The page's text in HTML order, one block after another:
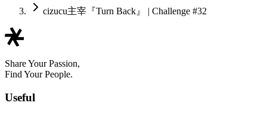
cizucu主宰『Turn Back』 | Challenge #32
Share Your Passion,
Find Your People.
Useful